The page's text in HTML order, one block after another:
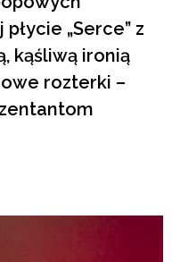
„Serce” z
kąśliwą ironią
rozterki –